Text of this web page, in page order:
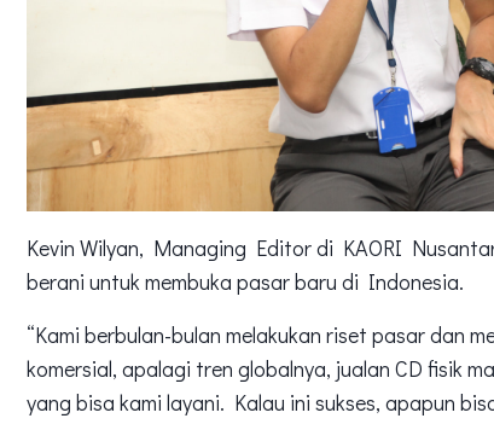
Kevin Wilyan, Managing Editor di KAORI
berani untuk membuka pasar baru di Indonesia.
“Kami berbulan-bulan melakukan riset pasar dan
komersial, apalagi tren globalnya, jualan CD fisik
yang bisa kami layani. Kalau ini sukses, apapun